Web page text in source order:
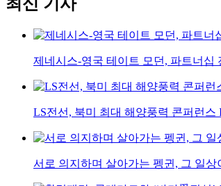
최신 기사
제네시스-영국 테이트 모던, 파트너십
LS전선, 북미 최대 해양풍력 콘퍼런스
서로 의지하며 살아가는 펭귄, 그 일상